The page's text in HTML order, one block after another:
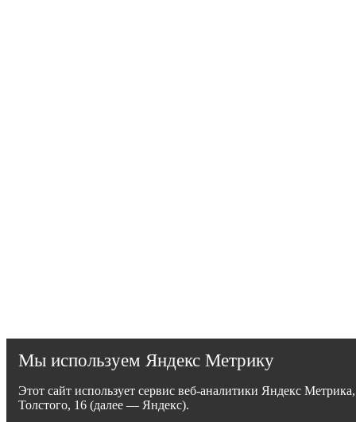
Мы используем Яндекс Метрику
Этот сайт использует сервис веб-аналитики Яндекс
Толстого, 16 (далее — Яндекс).